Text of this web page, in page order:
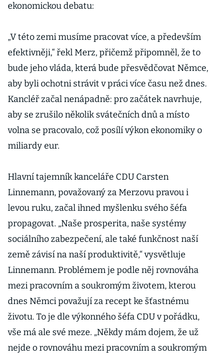
ekonomickou debatu:
„V této zemi musíme pracovat více, a především
efektivněji,“ řekl Merz, přičemž připomněl, že to
bude jeho vláda, která bude přesvědčovat Němce,
aby byli ochotni strávit v práci více času než dnes.
Kancléř začal nenápadně: pro začátek navrhuje,
aby se zrušilo několik svátečních dnů a místo
volna se pracovalo, což posílí výkon ekonomiky o
miliardy eur.
Hlavní tajemník kanceláře CDU Carsten
Linnemann, považovaný za Merzovu pravou i
levou ruku, začal ihned myšlenku svého šéfa
propagovat. „Naše prosperita, naše systémy
sociálního zabezpečení, ale také funkčnost naší
země závisí na naší produktivitě,“ vysvětluje
Linnemann. Problémem je podle něj rovnováha
mezi pracovním a soukromým životem, kterou
dnes Němci považují za recept ke šťastnému
životu. To je dle výkonného šéfa CDU v pořádku,
vše má ale své meze. „Někdy mám dojem, že už
nejde o rovnováhu mezi pracovním a soukromým